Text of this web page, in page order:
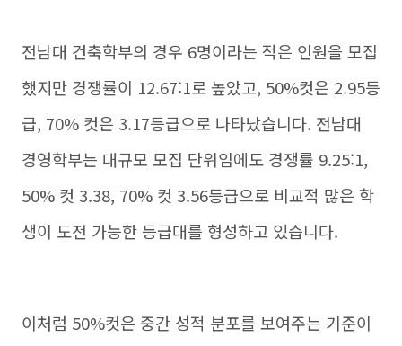
전남대 건축학부의 경우 6명이라는 적은 인원을 모집
했지만 경쟁률이 12.67:1로 높았고, 50%컷은 2.95등
급, 70% 컷은 3.17등급으로 나타났습니다. 전남대
경영학부는 대규모 모집 단위임에도 경쟁률 9.25:1,
50% 컷 3.38, 70% 컷 3.56등급으로 비교적 많은 학
생이 도전 가능한 등급대를 형성하고 있습니다.
이처럼 50%컷은 중간 성적 분포를 보여주는 기준이